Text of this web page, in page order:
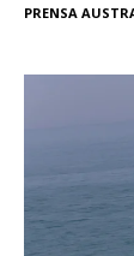
PRENSA